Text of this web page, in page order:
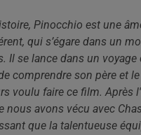
Pinocchio est une
qui s’égare dans un
Il se lance dans un
comprendre son père et le
voulu faire ce film. Après
nous avons vécu avec
que la talentueuse